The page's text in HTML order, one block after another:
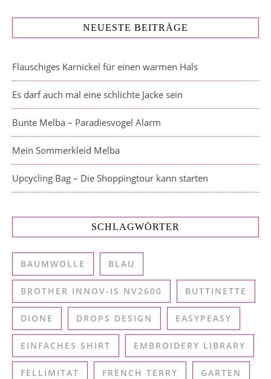
NEUESTE BEITRÄGE
Flauschiges Karnickel für einen warmen Hals
Es darf auch mal eine schlichte Jacke sein
Bunte Melba – Paradiesvogel Alarm
Mein Sommerkleid Melba
Upcycling Bag – Die Shoppingtour kann starten
SCHLAGWÖRTER
BAUMWOLLE BLAU
BROTHER INNOV-IS NV2600 BUTTINETTE
DIONE DROPS DESIGN EASYPEASY
EINFACHES SHIRT EMBROIDERY LIBRARY
FELLIMITAT FRENCH TERRY GARTEN